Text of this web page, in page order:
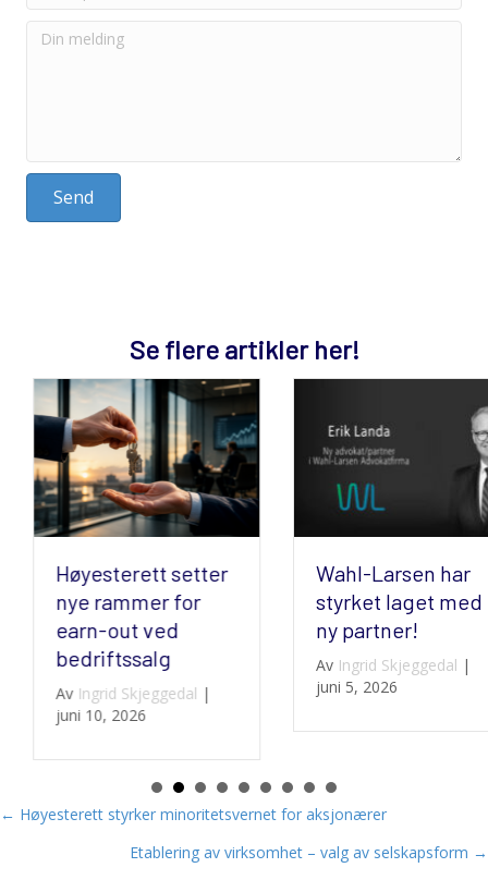
Send
Se flere artikler her!
Høyesterett setter
nye rammer for
earn-out ved
bedriftssalg
Ingrid Skjeggedal |
juni 10, 2026
Wahl-Larsen har
styrket laget med
ny partner!
Ingrid Skjeggedal |
juni 5, 2026
Posts
navigation
← Høyesterett styrker minoritetsvernet for aksjonærer
Etablering av virksomhet – valg av selskapsform →